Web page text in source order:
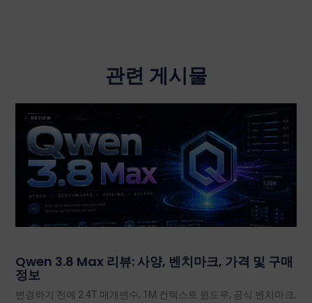
관련 게시물
Qwen 3.8 Max 리뷰: 사양, 벤치마크, 가격 및 구매
정보
변경하기 전에 2.4T 매개변수, 1M 컨텍스트 윈도우, 공식 벤치마크,